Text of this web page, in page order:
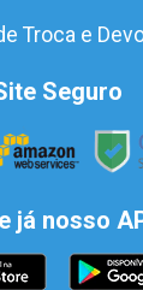
Troca e
Seguro
já nosso